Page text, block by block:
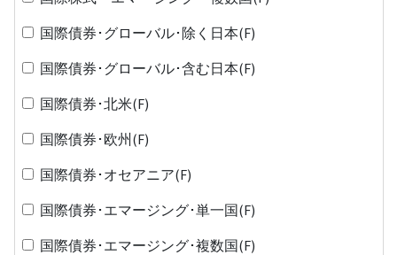
国際債券･グローバル･除く日本(F)
国際債券･グローバル･含む日本(F)
国際債券･北米(F)
国際債券･欧州(F)
国際債券･オセアニア(F)
国際債券･エマージング･単一国(F)
国際債券･エマージング･複数国(F)